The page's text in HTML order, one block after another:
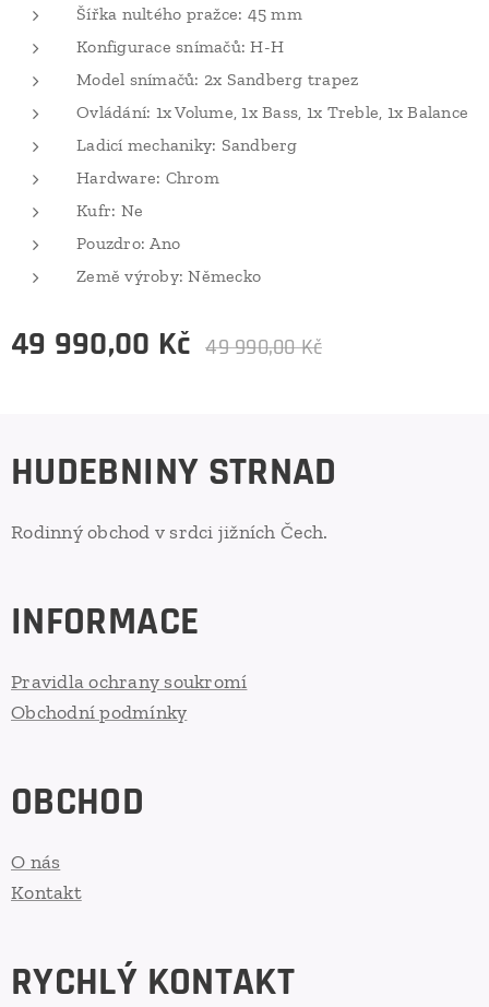
Šířka nultého pražce: 45 mm
Konfigurace snímačů: H-H
Model snímačů: 2x Sandberg trapez
Ovládání: 1x Volume, 1x Bass, 1x Treble, 1x Balance
Ladicí mechaniky: Sandberg
Hardware: Chrom
Kufr: Ne
Pouzdro: Ano
Země výroby: Německo
49 990,00 Kč 49 990,00Kč
HUDEBNINY STRNAD
Rodinný obchod v srdci jižních Čech.
INFORMACE
Pravidla ochrany soukromí
Obchodní podmínky
OBCHOD
O nás
Kontakt
RYCHLÝ KONTAKT